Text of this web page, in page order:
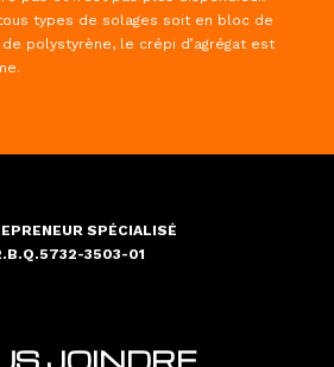
types de solages soit en bloc de
polystyrène, le crépi d’agrégat est
SPÉCIALISÉ
3503-01